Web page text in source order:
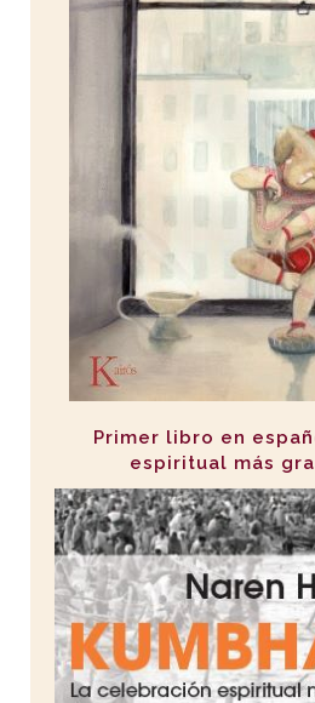
Primer libro en
espiritual más